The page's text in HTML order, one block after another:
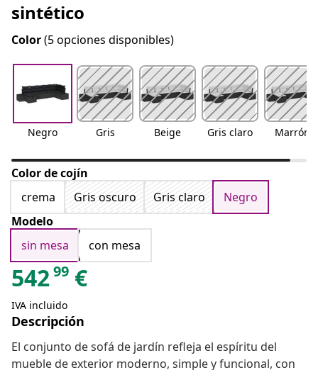
sintético
Color(5 opciones disponibles)
Negro Gris Beige Gris claro Marrón
Color de cojín
crema
Gris oscuro Gris claro
Negro
Modelo
sin mesa
con mesa
54299 €
IVA incluido
Descripción
El conjunto de sofá de jardín refleja el espíritu del
mueble de exterior moderno, simple y funcional, con